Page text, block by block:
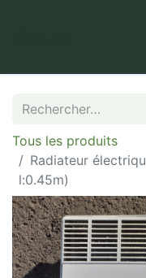
Tous les produits
Radiateur
l:0.45m)